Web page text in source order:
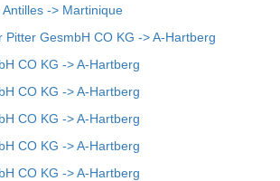
-> Martinique
Pitter GesmbH CO KG -> A-Hartberg
CO KG -> A-Hartberg
CO KG -> A-Hartberg
CO KG -> A-Hartberg
CO KG -> A-Hartberg
CO KG -> A-Hartberg